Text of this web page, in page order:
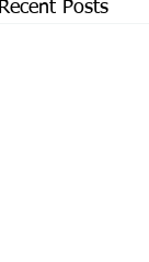
Recent Posts